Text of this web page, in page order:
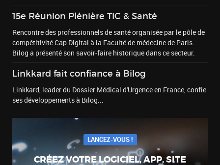
15e Réunion Plénière TIC & Santé
Rencontre des professionnels de santé organisée par le pôle de
compétitivité Cap Digital à la Faculté de médecine de Paris.
Bilog a présenté son savoir-faire historique dans ce secteur.
Linkkard fait confiance à Bilog
Linkkard, leader du Dossier Médical d'Urgence en France, confie
ses développements à Bilog...
LANCEZ-VOUS !
CRÉEZ VOTRE LOGICIEL, APP, SITE